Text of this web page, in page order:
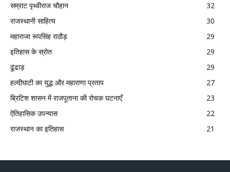
सम्राट पृथ्वीराज चौहान
32
राजस्थानी साहित्य
30
महाराजा रूपसिंह राठौड़
29
इतिहास के स्रोत
29
ढूंढाड़
29
हल्दीघाटी का युद्ध और महाराणा प्रताप
27
ब्रिटिश शासन में राजपूताना की रोचक घटनाएँ
23
ऐतिहासिक उपन्यास
22
राजस्थान का इतिहास
21